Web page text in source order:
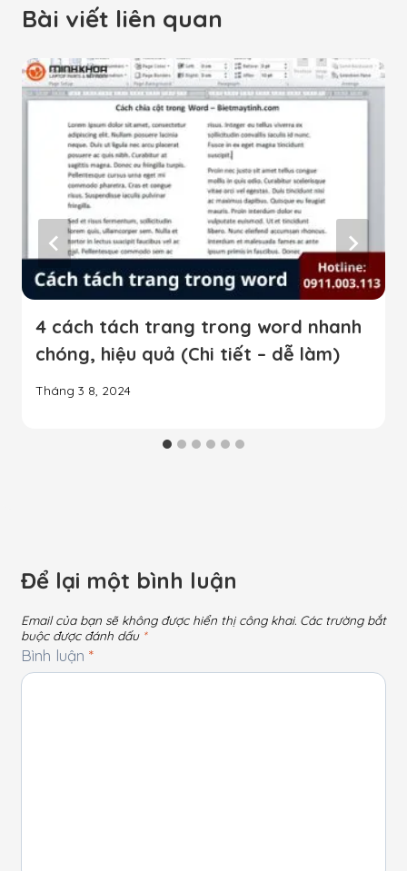
Bài viết liên quan
4 cách tách trang trong word nhanh
chóng, hiệu quả (Chi tiết – dễ làm)
Tháng 3 8, 2024
Để lại một bình luận
Email của bạn sẽ không được hiển thị công khai. Các trường bắt
buộc được đánh dấu *
Bình luận *